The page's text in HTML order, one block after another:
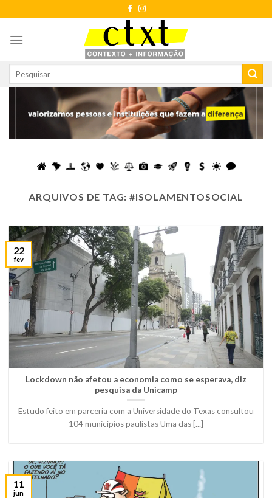
to
content
ARQUIVOS DE TAG: #ISOLAMENTOSOCIAL
Lockdown não afetou a economia como se esperava, diz
pesquisa da Unicamp
Estudo feito em parceria com a Universidade do Texas consultou
104 municípios paulistas Uma das [...]
22
fev
11
jun